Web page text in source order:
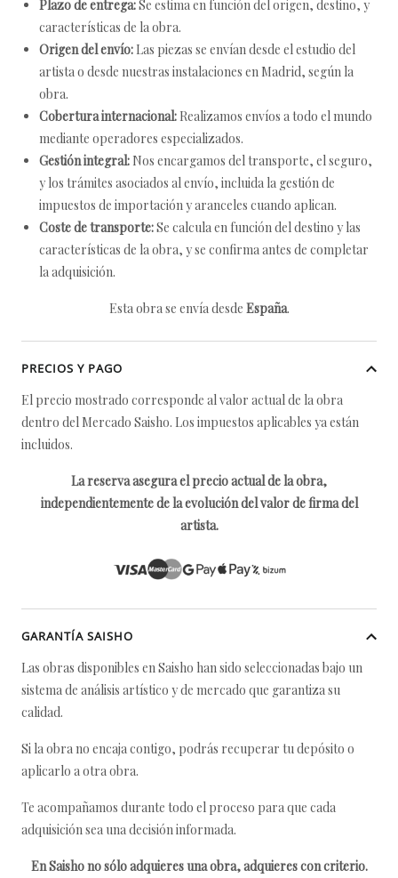
Plazo de entrega:Se estima en función del origen, destino, y
características de la obra.
Origen del envío: Las piezas se envían desde el estudio del
artista o desde nuestras instalaciones en Madrid, según la
obra.
Cobertura internacional: Realizamos envíos a todo el mundo
mediante operadores especializados.
Gestión integral: Nos encargamos del transporte, el seguro,
y los trámites asociados al envío, incluida la gestión de
impuestos de importación y aranceles cuando aplican.
Coste de transporte:Se calcula en función del destino y las
características de la obra, y se confirma antes de completar
la adquisición.
Esta obra se envía desde España.
PRECIOS Y PAGO
El precio mostrado corresponde al valor actual de la obra
dentro del Mercado Saisho. Los impuestos aplicables ya están
incluidos.
La reserva asegura el precio actual de la obra,
independientemente de la evolución del valor de firma del
artista.
GARANTÍA SAISHO
Las obras disponibles en Saisho han sido seleccionadas bajo un
sistema de análisis artístico y de mercado que garantiza su
calidad.
Si la obra no encaja contigo, podrás recuperar tu depósito o
aplicarlo a otra obra.
Te acompañamos durante todo el proceso para que cada
adquisición sea una decisión informada.
En Saisho no sólo adquieres una obra, adquieres con criterio.